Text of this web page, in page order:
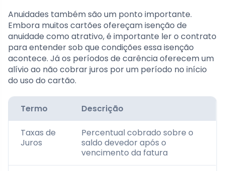
Anuidades também são um ponto importante.
Embora muitos cartões ofereçam isenção de
anuidade como atrativo, é importante ler o contrato
para entender sob que condições essa isenção
acontece. Já os períodos de carência oferecem um
alívio ao não cobrar juros por um período no início
do uso do cartão.
Termo Descrição
Taxas de
Juros
Percentual cobrado sobre o
saldo devedor após o
vencimento da fatura